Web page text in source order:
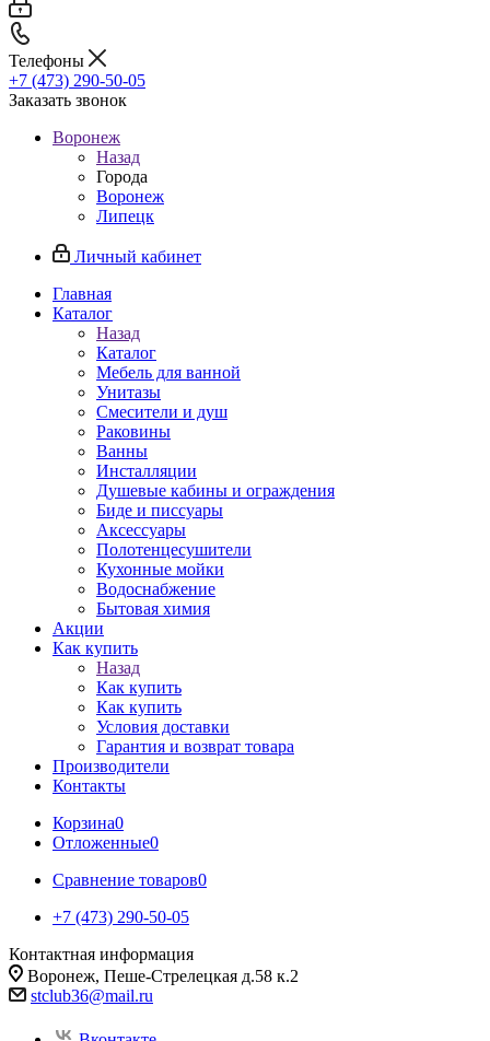
Телефоны
+7 (473) 290-50-05
Заказать звонок
Воронеж
Назад
Города
Воронеж
Липецк
Личный кабинет
Главная
Каталог
Назад
Каталог
Мебель для ванной
Унитазы
Смесители и душ
Раковины
Ванны
Инсталляции
Душевые кабины и ограждения
Биде и писсуары
Аксессуары
Полотенцесушители
Кухонные мойки
Водоснабжение
Бытовая химия
Акции
Как купить
Назад
Как купить
Как купить
Условия доставки
Гарантия и возврат товара
Производители
Контакты
Корзина0
Отложенные0
Сравнение товаров0
+7 (473) 290-50-05
Контактная информация
Воронеж, Пеше-Стрелецкая д.58 к.2
stclub36@mail.ru